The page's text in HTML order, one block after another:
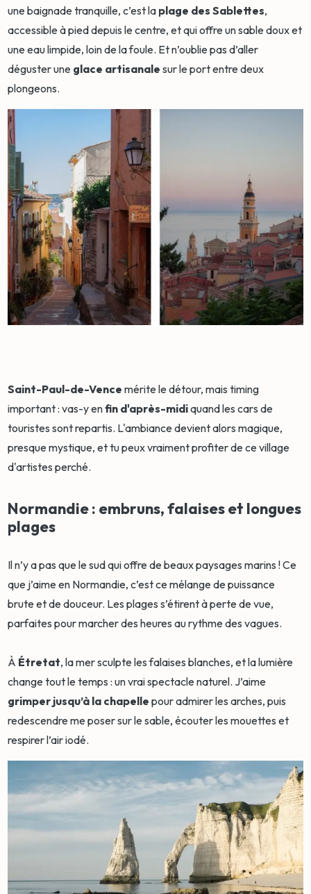
une baignade tranquille, c’est la plage des Sablettes,
accessible à pied depuis le centre, et qui offre un sable doux et
une eau limpide, loin de la foule. Et n’oublie pas d’aller
déguster une glace artisanale sur le port entre deux
plongeons.
Saint-Paul-de-Vence mérite le détour, mais timing
important : vas-y enfin d'après-midiquand les cars de
touristes sont repartis. L'ambiance devient alors magique,
presque mystique, et tu peux vraiment profiter de ce village
d'artistes perché.
Normandie : embruns, falaises et longues
plages
Il n’y a pas que le sud qui offre de beaux paysages marins ! Ce
que j’aime en Normandie, c’est ce mélange de puissance
brute et de douceur. Les plages s’étirent à perte de vue,
parfaites pour marcher des heures au rythme des vagues.
À Étretat, la mer sculpte les falaises blanches, et la lumière
change tout le temps : un vrai spectacle naturel. J’aime
grimper jusqu’à la chapelle pour admirer les arches, puis
redescendre me poser sur le sable, écouter les mouettes et
respirer l’air iodé.